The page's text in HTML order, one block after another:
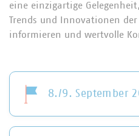
eine einzigartige
Trends und Innovationen der
informieren und wertvolle
8./9. September